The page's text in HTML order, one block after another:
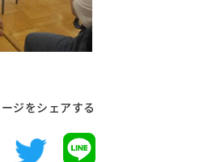
ジをシェアする